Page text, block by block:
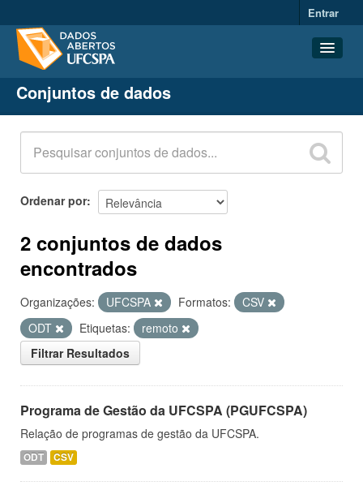
Entrar
Conjuntos de dados
Organizações
Grupos
Sobre
Conjuntos de dados
Ordenar por
2 conjuntos de dados
encontrados
Organizações: UFCSPA Formatos:
CSV
ODT
Etiquetas:
remoto
Filtrar Resultados
Programa de Gestão da UFCSPA (PGUFCSPA)
Relação de programas de gestão da UFCSPA.
ODT CSV